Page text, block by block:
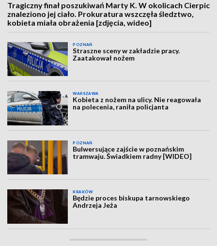
Tragiczny finał poszukiwań Marty K. W okolicach Cierpic
znaleziono jej ciało. Prokuratura wszczęła śledztwo,
kobieta miała obrażenia [zdjęcia, wideo]
POZNAŃ
Straszne sceny w zakładzie pracy.
Zaatakował nożem
WARSZAWA
Kobieta z nożem na ulicy. Nie reagowała
na polecenia, raniła policjanta
POZNAŃ
Bulwersujące zajście w poznańskim
tramwaju. Świadkiem radny [WIDEO]
KRAKÓW
Będzie proces biskupa tarnowskiego
Andrzeja Jeża